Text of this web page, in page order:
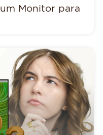
Monitor para